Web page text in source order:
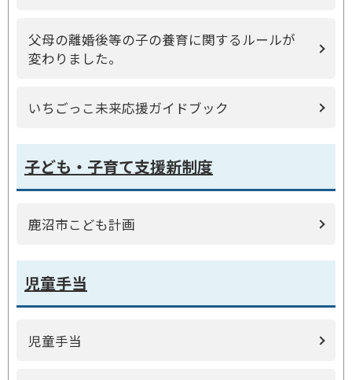
父母の離婚後等の子の養育に関するルールが
変わりました。
いちごっこ未来応援ガイドブック
子ども・子育て支援新制度
鹿沼市こども計画
児童手当
児童手当